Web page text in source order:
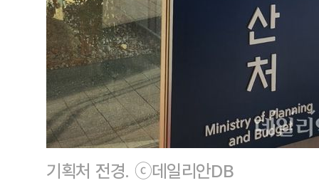
기획처 전경. ⓒ데일리안DB